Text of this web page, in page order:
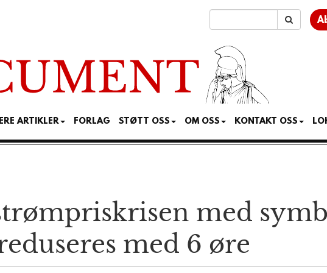
ARTIKLER FORLAG STØTT OSS OM OSS KONTAKT OSS
med
med 6 øre